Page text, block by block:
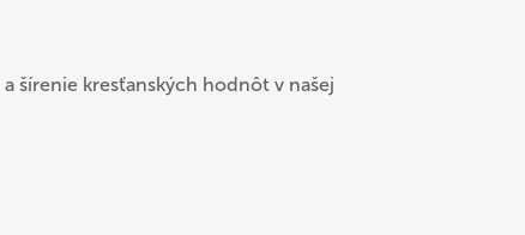
šírenie kresťanských hodnôt v našej